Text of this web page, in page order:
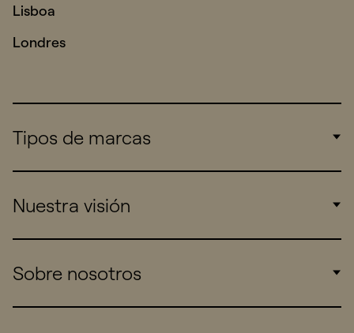
Lisboa
Londres
Tipos de marcas
Consumers
Startups
Nuestra visión
Work
Sobre nosotros